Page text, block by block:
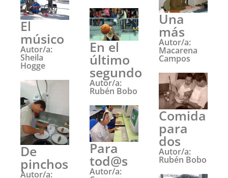
El
músico
Autor/a:
Sheila
Hogge
De
pinchos
Autor/a:
En el
último
segundo
Autor/a:
Rubén Bobo
Para
tod@s
Autor/a:
Una
más
Autor/a:
Macarena
Campos
Comida
para
dos
Autor/a:
Rubén Bobo